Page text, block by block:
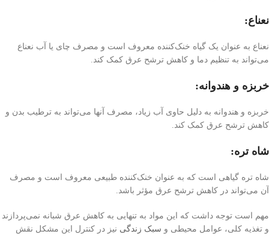
نعناع:
نعناع به عنوان یک گیاه خنک‌کننده معروف است و مصرف چای یا آب نعناع
می‌تواند به تنظیم دما و کاهش ترشح عرق کمک کند.
خربزه و هندوانه:
خربزه و هندوانه به دلیل حاوی آب زیاد، مصرف آنها می‌تواند به ترطیب بدن و
کاهش ترشح عرق کمک کند.
شاه تره:
شاه تره گیاهی است که به عنوان خنک‌کننده طبیعی معروف است و مصرف
آن می‌تواند در کاهش ترشح عرق مؤثر باشد.
مهم است توجه داشت که این مواد به تنهایی به کاهش عرق شبانه نمی‌پردازند
و تغذیه کلی، عوامل محیطی و سبک زندگی نیز در کنترل این مشکل نقش